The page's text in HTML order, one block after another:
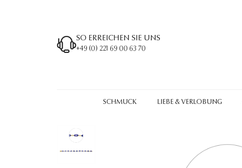
SO ERREICHEN SIE UNS
+49 (0) 221 69 00 63 70
SCHMUCK LIEBE & VERLOBUNG